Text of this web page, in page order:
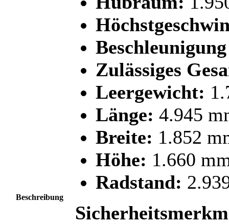
Beschreibung
Zulässiges
Leergewicht:
Länge: 4.945
Breite: 1.852
Höhe: 1.660
Radstand: